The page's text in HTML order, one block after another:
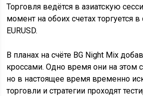
Торговля ведётся в азиатскую
момент на обоих счетах торгуется
EURUSD.
В планах на счёте BG Night Mix
кроссами. Одно время они на этом
но в настоящее время временно
торговли и стратегии проходят